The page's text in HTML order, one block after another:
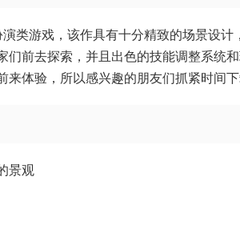
类游戏，该作具有十分精致的场景设
前去探索，并且出色的技能调整系统
体验，所以感兴趣的朋友们抓紧时间下
景观